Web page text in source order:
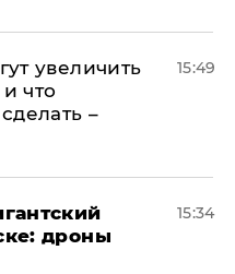
увеличить
что
–
15:49
дроны
15:34